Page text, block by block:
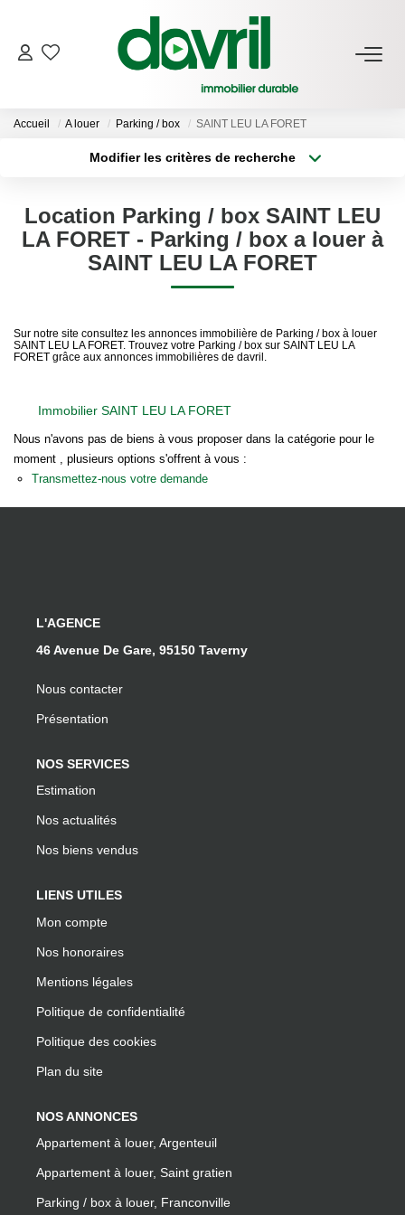
NOS BIENS
Gérés À Vendre
GESTION LOCATIVE
ESTIMATION LOCATIVE
NOTRE AGENCE
Notre Équipe
Nos Actualités
EXTRANET
CONTACT
Accueil A louer Parking / box SAINT LEU LA FORET
Modifier les critères de recherche
Sélectionnez...
Type de bien
Surface min
Location Parking / box SAINT LEU
LA FORET - Parking / box a louer à
SAINT LEU LA FORET
Sur notre site consultez les annonces immobilière de Parking / box à louer
SAINT LEU LA FORET. Trouvez votre Parking / box sur SAINT LEU LA
FORET grâce aux annonces immobilières de davril.
Immobilier SAINT LEU LA FORET
Nous n'avons pas de biens à vous proposer dans la catégorie pour le
moment , plusieurs options s'offrent à vous :
Transmettez-nous votre demande
L'AGENCE
46 Avenue De Gare, 95150 Taverny
Nous contacter
Présentation
NOS SERVICES
Estimation
Nos actualités
Nos biens vendus
LIENS UTILES
Mon compte
Nos honoraires
Mentions légales
Politique de confidentialité
Politique des cookies
Plan du site
NOS ANNONCES
Appartement à louer, Argenteuil
Appartement à louer, Saint gratien
Parking / box à louer, Franconville